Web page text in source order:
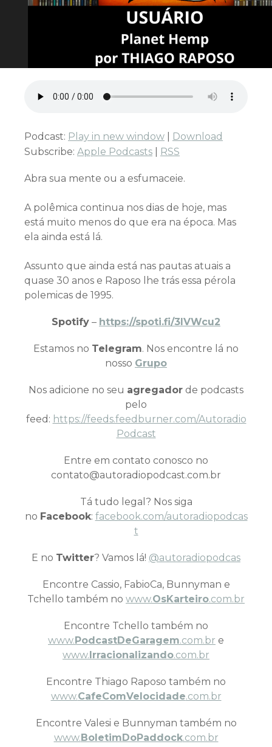
Podcast: Play in new window
Download
Subscribe: Apple Podcasts RSS
Abra sua mente ou a esfumaceie.
A polêmica continua nos dias de hoje, mas
está muito menos do que era na época. Mas
ela ainda está lá.
Assunto que ainda está nas pautas atuais a
quase 30 anos e Raposo lhe trás essa pérola
polemicas de 1995.
Spotify – https://spoti.fi/3IVWcu2
Estamos no Telegram. Nos encontre lá no
nosso Grupo
Nos adicione no seu agregador de podcasts
pelo
feed: https://feeds.feedburner.com/Autoradio
Podcast
Entre em contato conosco no
contato@autoradiopodcast.com.br
Tá tudo legal? Nos siga
no Facebook: facebook.com/autoradiopodcas
t
E no Twitter? Vamos lá! @autoradiopodcas
Encontre Cassio, FabioCa, Bunnyman e
Tchello também no www.OsKarteiro.com.br
Encontre Tchello também no
www.PodcastDeGaragem.com.br e
www.Irracionalizando.com.br
Encontre Thiago Raposo também no
www.CafeComVelocidade.com.br
Encontre Valesi e Bunnyman também no
www.BoletimDoPaddock.com.br